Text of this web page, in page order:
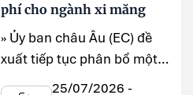
phí cho ngành xi măng
» Ủy ban châu Âu (EC) đề
xuất tiếp tục phân bổ một
phần hạn ngạch phát thải
25/07/2026 -